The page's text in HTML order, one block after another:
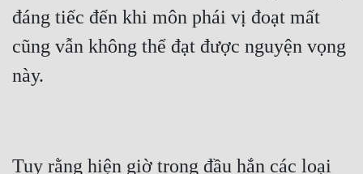
đáng tiếc đến khi môn phái vị đoạt mất
cũng vẫn không thể đạt được nguyện vọng
này.
Tuy rằng hiện giờ trong đầu hắn các loại